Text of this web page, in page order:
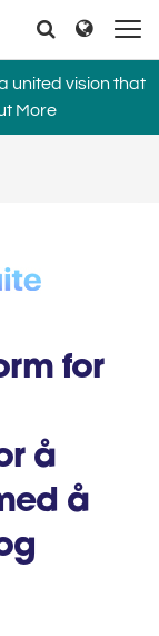
CIS
Dansk
Español
Asia
Søker
united vision that
More
for
å
å